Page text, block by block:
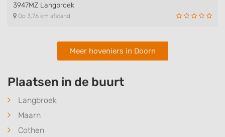
3947MZ Langbroek
Op 3,76 km afstand
Meer hoveniers in Doorn
Plaatsen in de buurt
Langbroek
Maarn
Cothen